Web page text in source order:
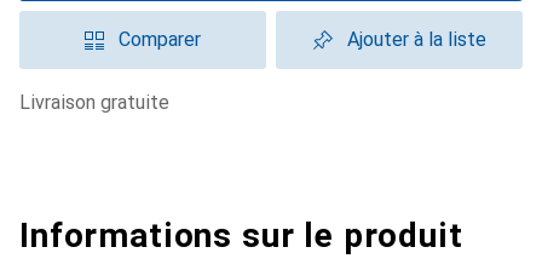
Comparer Ajouter à la liste
livraison gratuite
Informations sur le produit